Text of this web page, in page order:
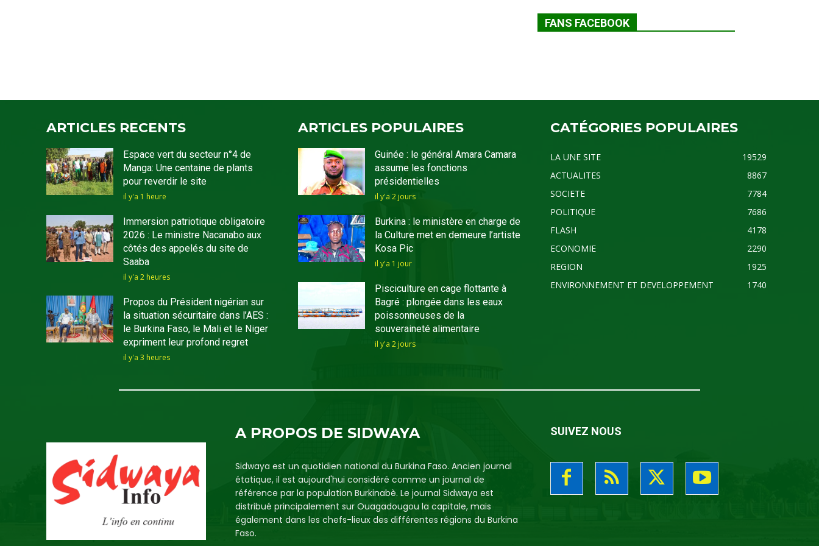
FANS FACEBOOK
ARTICLES RECENTS
Espace vert du secteur n°4 de
Manga: Une centaine de plants
pour reverdir le site
il y'a 1 heure
Immersion patriotique obligatoire
2026 : Le ministre Nacanabo aux
côtés des appelés du site de
Saaba
il y'a 2 heures
Propos du Président nigérian sur
la situation sécuritaire dans l’AES :
le Burkina Faso, le Mali et le Niger
expriment leur profond regret
il y'a 3 heures
ARTICLES POPULAIRES
Guinée : le général Amara Camara
assume les fonctions
présidentielles
il y'a 2 jours
Burkina : le ministère en charge de
la Culture met en demeure l’artiste
Kosa Pic
il y'a 1 jour
Pisciculture en cage flottante à
Bagré : plongée dans les eaux
poissonneuses de la
souveraineté alimentaire
il y'a 2 jours
CATÉGORIES POPULAIRES
LA UNE SITE
19529
ACTUALITES
8867
SOCIETE
7784
POLITIQUE
7686
FLASH
4178
ECONOMIE
2290
REGION
1925
ENVIRONNEMENT ET DEVELOPPEMENT
1740
A PROPOS DE SIDWAYA
Sidwaya est un quotidien national du Burkina Faso. Ancien journal
étatique, il est aujourd'hui considéré comme un journal de
référence par la population Burkinabè. Le journal Sidwaya est
distribué principalement sur Ouagadougou la capitale, mais
également dans les chefs-lieux des différentes régions du Burkina
Faso.
SUIVEZ NOUS